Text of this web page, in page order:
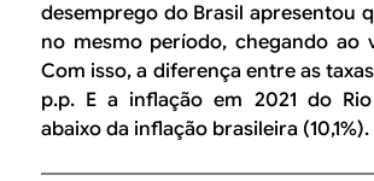
desemprego do Brasil apresentou
no mesmo período, chegando ao
Com isso, a diferença entre as
p.p. E a inflação em 2021 do
abaixo da inflação brasileira (10,1%).